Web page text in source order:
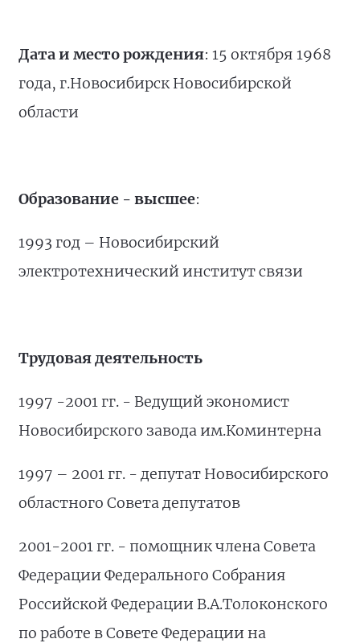
Дата и место рождения: 15 октября 1968
года, г.Новосибирск Новосибирской
области
Образование - высшее:
1993 год – Новосибирский
электротехнический институт связи
Трудовая деятельность
1997 -2001 гг. - Ведущий экономист
Новосибирского завода им.Коминтерна
1997 – 2001 гг. - депутат Новосибирского
областного Совета депутатов
2001-2001 гг. - помощник члена Совета
Федерации Федерального Собрания
Российской Федерации В.А.Толоконского
по работе в Совете Федерации на